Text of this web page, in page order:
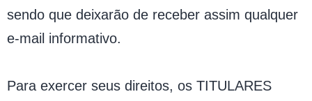
sendo que deixarão de receber assim qualquer
e-mail informativo.
Para exercer seus direitos, os TITULARES